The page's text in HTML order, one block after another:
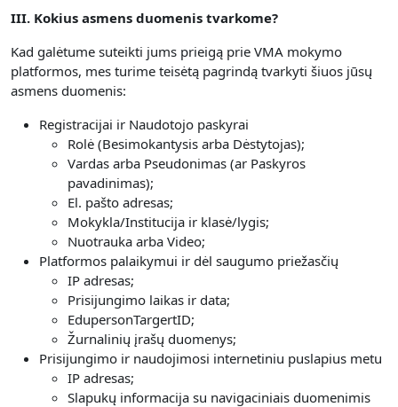
III. Kokius asmens duomenis tvarkome?
Kad galėtume suteikti jums prieigą prie VMA mokymo
platformos, mes turime teisėtą pagrindą tvarkyti šiuos jūsų
asmens duomenis:
Registracijai ir Naudotojo paskyrai
Rolė (Besimokantysis arba Dėstytojas);
Vardas arba Pseudonimas (ar Paskyros
pavadinimas);
El. pašto adresas;
Mokykla/Institucija ir klasė/lygis;
Nuotrauka arba Video;
Platformos palaikymui ir dėl saugumo priežasčių
IP adresas;
Prisijungimo laikas ir data;
EdupersonTargertID;
Žurnalinių įrašų duomenys;
Prisijungimo ir naudojimosi internetiniu puslapius metu
IP adresas;
Slapukų informacija su navigaciniais duomenimis